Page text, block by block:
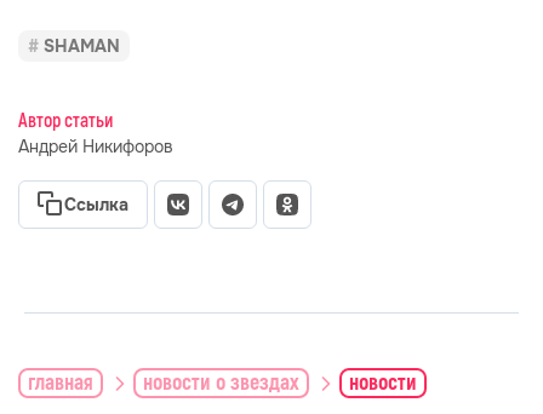
SHAMAN
Автор статьи
Андрей Никифоров
Ссылка
главная новости о звездах новости